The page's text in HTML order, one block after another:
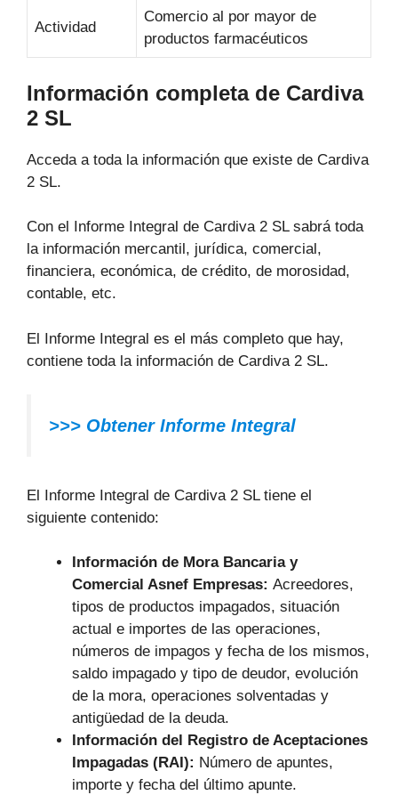
Actividad
Comercio al por mayor de
productos farmacéuticos
Información completa de Cardiva
2 SL
Acceda a toda la información que existe de Cardiva
2 SL.
Con el Informe Integral de Cardiva 2 SL sabrá toda
la información mercantil, jurídica, comercial,
financiera, económica, de crédito, de morosidad,
contable, etc.
El Informe Integral es el más completo que hay,
contiene toda la información de Cardiva 2 SL.
>>> Obtener Informe Integral
El Informe Integral de Cardiva 2 SL tiene el
siguiente contenido:
Información de Mora Bancaria y
Comercial Asnef Empresas: Acreedores,
tipos de productos impagados, situación
actual e importes de las operaciones,
números de impagos y fecha de los mismos,
saldo impagado y tipo de deudor, evolución
de la mora, operaciones solventadas y
antigüedad de la deuda.
Información del Registro de Aceptaciones
Impagadas (RAI): Número de apuntes,
importe y fecha del último apunte.